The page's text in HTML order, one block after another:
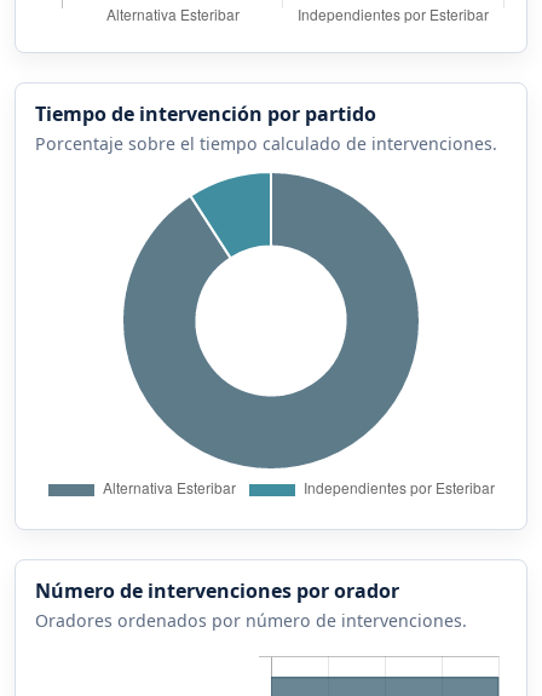
Tiempo de intervención por partido
Porcentaje sobre el tiempo calculado de intervenciones.
Número de intervenciones por orador
Oradores ordenados por número de intervenciones.